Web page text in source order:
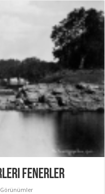
Fenerler
Görünümler